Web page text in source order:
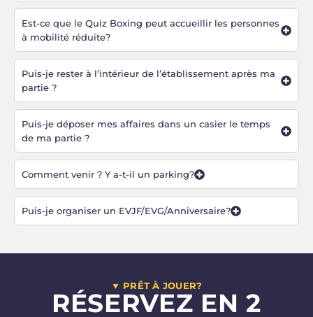
Est-ce que le Quiz Boxing peut accueillir les personnes
à mobilité réduite?
Puis-je rester à l’intérieur de l’établissement après ma
partie ?
Puis-je déposer mes affaires dans un casier le temps
de ma partie ?
Comment venir ? Y a-t-il un parking?
Puis-je organiser un EVJF/EVG/Anniversaire?
▼ PRÊT À JOUER?
RÉSERVEZ EN 2